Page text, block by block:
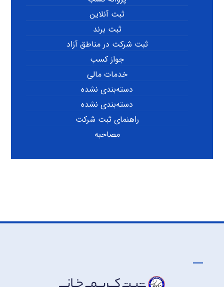
ثبت آنلاین
ثبت برند
ثبت شرکت در مناطق آزاد
جواز کسب
خدمات مالی
دسته‌بندی نشده
دسته‌بندی نشده
راهنمای ثبت شرکت
مصاحبه